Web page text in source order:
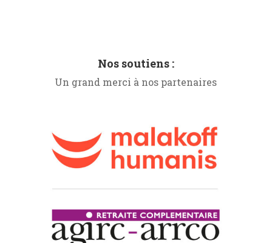
Nos soutiens :
Un grand merci à nos partenaires